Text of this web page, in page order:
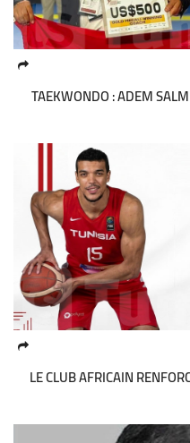
TAEKWONDO : ADEM
LE CLUB AFRICAIN